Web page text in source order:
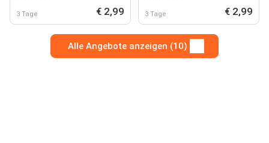
3 Tage € 2,99 3 Tage € 2,99
Alle Angebote anzeigen (10)